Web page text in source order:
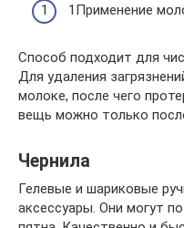
1Применение
Способ подходит для
Для удаления
молоке, после чего
вещь можно только
Чернила
Гелевые и шариковые
аксессуары. Они могут